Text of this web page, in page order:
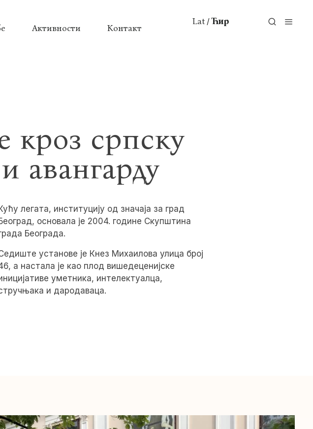
Активности Контакт
Lat /Ћир
кроз српску
авангарду
легата, институцију од значаја за град
основала је 2004. године Скупштина
Београда.
установе је Кнез Михаилова улица број
а настала је као плод вишедеценијске
уметника, интелектуалца,
и дародаваца.